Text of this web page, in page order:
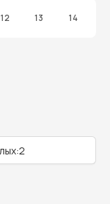
12 13 14